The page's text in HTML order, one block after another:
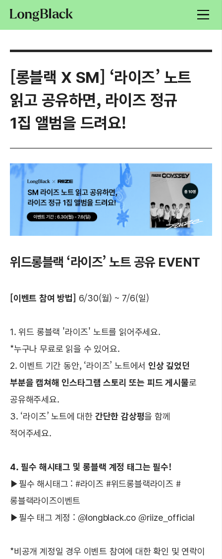
[롱블랙 X SM] ‘라이즈’ 노트
읽고 공유하면, 라이즈 정규
1집 앨범을 드려요!
위드롱블랙 ‘라이즈’ 노트 공유 EVENT
[이벤트 참여 방법] 6/30(월) ~ 7/6(일)
1. 위드 롱블랙 '라이즈' 노트를 읽어주세요.
*누구나 무료로 읽을 수 있어요.
2. 이벤트 기간 동안, ‘라이즈’ 노트에서 인상 깊었던
부분을 캡쳐해 인스타그램 스토리 또는 피드 게시물로
공유해주세요.
3. ‘라이즈’ 노트에 대한간단한 감상평을 함께
적어주세요.
4. 필수 해시태그 및 롱블랙 계정 태그는 필수!
▶필수 해시태그 : #라이즈 #위드롱블랙라이즈 #
롱블랙라이즈이벤트
▶필수 태그 계정 : @longblack.co @riize_official
*비공개 계정일 경우 이벤트 참여에 대한 확인 및 연락이